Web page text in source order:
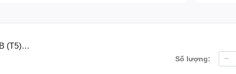
Zoom số
(T5)
Số lượng: